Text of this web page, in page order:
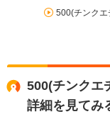
お世話になっており
た。 お客様から頂き
いただけますと幸い
す。
500(チンクエ
500(チンクエ
詳細を見てみ